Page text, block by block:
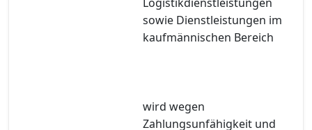
sowie Dienstleistungen im
kaufmännischen Bereich
wird wegen
Zahlungsunfähigkeit und